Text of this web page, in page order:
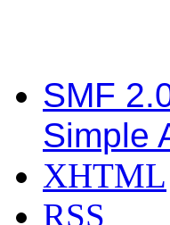
SMF
Simple
XHTML
RSS